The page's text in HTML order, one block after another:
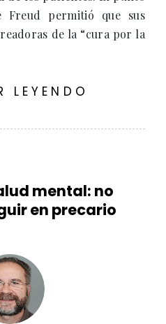
Freud permitió que sus
de la “cura por la
LEYENDO
mental: no
en precario